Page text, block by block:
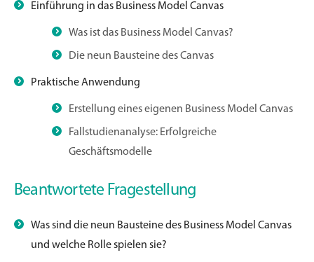
Einführung in das Business Model Canvas
Was ist das Business Model Canvas?
Die neun Bausteine des Canvas
Praktische Anwendung
Erstellung eines eigenen Business Model Canvas
Fallstudienanalyse: Erfolgreiche
Geschäftsmodelle
Beantwortete Fragestellung
Was sind die neun Bausteine des Business Model Canvas
und welche Rolle spielen sie?